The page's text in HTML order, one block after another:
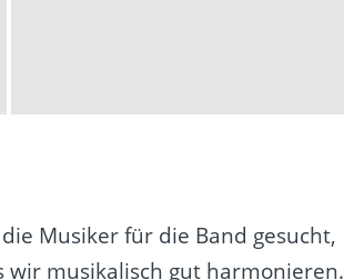
Musiker für die Band gesucht,
wir musikalisch gut harmonieren.